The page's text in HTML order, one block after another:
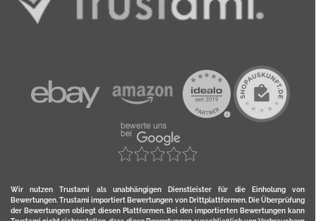
Wir nutzen Trustami als unabhängigen Dienstleister für die Einholung von
Bewertungen. Trustami importiert Bewertungen von Drittplattformen. Die Überprüfung
der Bewertungen obliegt diesen Plattformen. Bei den importierten Bewertungen kann